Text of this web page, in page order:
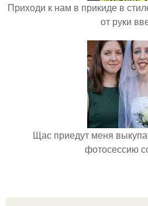
Приходи к нам в прикиде в
от руки
Щас приедут меня
фотосессию